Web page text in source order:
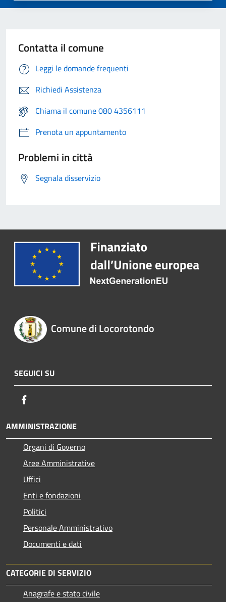
Contatta il comune
Leggi le domande frequenti
Richiedi Assistenza
Chiama il comune 080 4356111
Prenota un appuntamento
Problemi in città
Segnala disservizio
Comune di Locorotondo
SEGUICI SU
AMMINISTRAZIONE
Organi di Governo
Aree Amministrative
Uffici
Enti e fondazioni
Politici
Personale Amministrativo
Documenti e dati
CATEGORIE DI SERVIZIO
Anagrafe e stato civile